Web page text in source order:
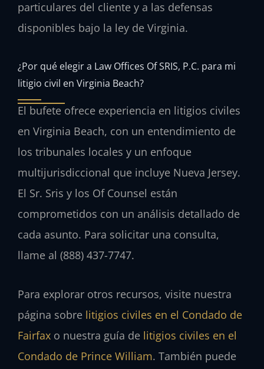
particulares del cliente y a las defensas
disponibles bajo la ley de Virginia.
¿Por qué elegir a Law Offices Of SRIS, P.C. para mi
litigio civil en Virginia Beach?
El bufete ofrece experiencia en litigios civiles
en Virginia Beach, con un entendimiento de
los tribunales locales y un enfoque
multijurisdiccional que incluye Nueva Jersey.
El Sr. Sris y los Of Counsel están
comprometidos con un análisis detallado de
cada asunto. Para solicitar una consulta,
llame al (888) 437-7747.
Para explorar otros recursos, visite nuestra
página sobre litigios civiles en el Condado de
Fairfax o nuestra guía de litigios civiles en el
Condado de Prince William. También puede